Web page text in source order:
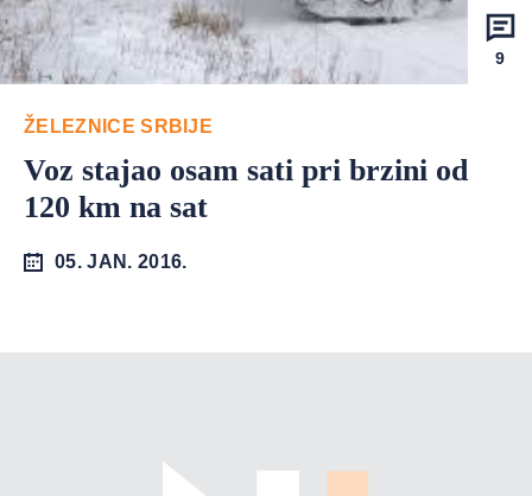
9
ŽELEZNICE SRBIJE
Voz stajao osam sati pri brzini od
120 km na sat
05. JAN. 2016.